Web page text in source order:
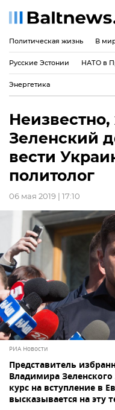
Политическая жизнь В
Русские Эстонии НАТО в
Энергетика
Неизвестно,
Зеленский
вести
политолог
06 мая 2019 | 17:10
РИА Новости
Представитель
Владимира
курс на вступление в
высказывается на эту